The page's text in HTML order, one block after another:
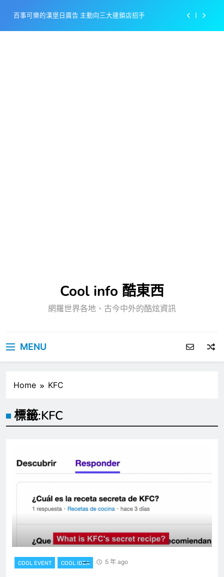
content
百事可樂的漢堡日廣告 主動向三大連鎖店招手
Cool info 酷東西
網羅世界各地、古今中外的酷炫資訊
MENU
Home KFC
標籤:KFC
COOL EVENT COOL IDEA 5 年 ago